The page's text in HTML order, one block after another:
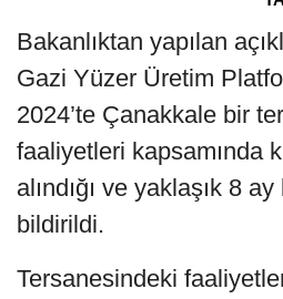
Bakanlıktan yapılan
Gazi Yüzer Üretim
2024’te Çanakkale bir
faaliyetleri kapsamında
alındığı ve yaklaşık 8 ay
bildirildi.
Tersanesindeki